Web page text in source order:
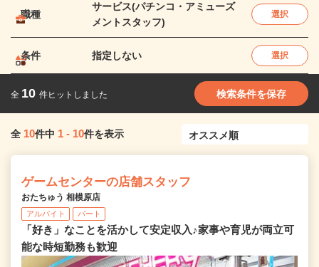
職種
サービス(パチンコ・アミューズ
メントスタッフ)
選択
条件 指定しない 選択
全 10 件ヒットしました 検索条件を保存
全 10件中 1 - 10件を表示
ゲームセンターの店舗スタッフ
おたちゅう 相模原店
アルバイト パート
「好き」なことを活かして安定収入♪家事や育児が両立可
能な時短勤務も歓迎